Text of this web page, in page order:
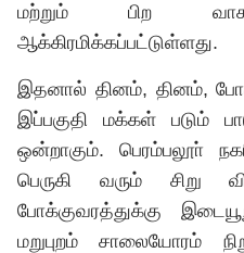
மற்றும் பிற
ஆக்கிரமிக்கப்பட்டுள்ளது.
இதனால் தினம், தினம்,
இப்பகுதி மக்கள் படும்
ஒன்றாகும். பெரம்பலூா்
பெருகி வரும் சிறு
போக்குவரத்துக்கு
மறுபுறம் சாலையோரம்